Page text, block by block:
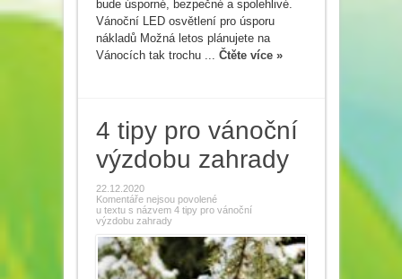
bude úsporné, bezpečné a spolehlivé.
Vánoční LED osvětlení pro úsporu
nákladů Možná letos plánujete na
Vánocích tak trochu ... Čtěte více »
4 tipy pro vánoční
výzdobu zahrady
22.12.2020
Komentáře nejsou povolené
u textu s názvem 4 tipy pro vánoční
výzdobu zahrady